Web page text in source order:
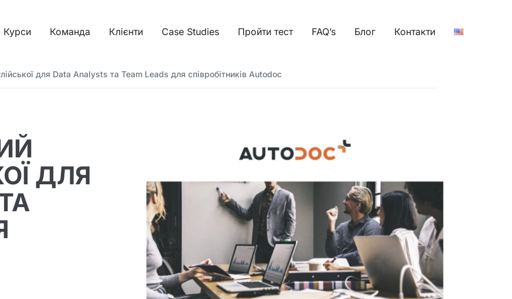
Курси Команда Клієнти Case Studies Пройти тест FAQ’s Блог Контакти
для Data Analysts та Team Leads для співробітників Autodoc
ДЛЯ